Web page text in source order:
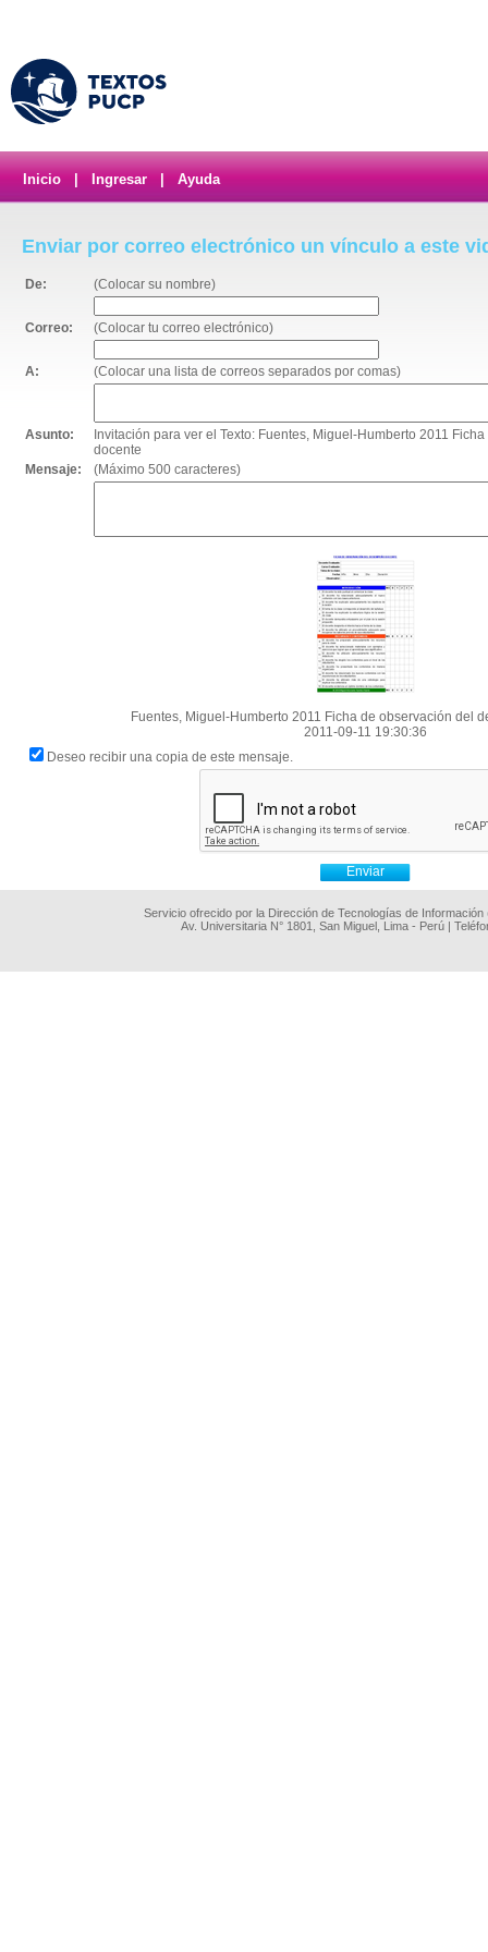
Inicio Ingresar Ayuda
Enviar por correo electrónico un vínculo a este
De: (Colocar su nombre)
Correo: (Colocar tu correo electrónico)
A: (Colocar una lista de correos separados por comas)
Asunto:
Invitación para ver el Texto: Fuentes, Miguel-Humberto 2011
docente
Mensaje:
(Máximo 500 caracteres)
Fuentes, Miguel-Humberto 2011 Ficha de observación del
2011-09-11 19:30:36
Deseo recibir una copia de este mensaje.
Servicio ofrecido por la Dirección de Tecnologías de
Av. Universitaria N° 1801, San Miguel, Lima - Perú |